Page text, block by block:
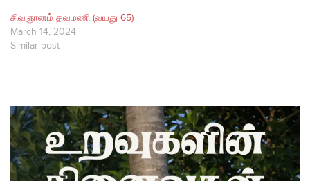
சிவஞானம் தவமணி (வயது 65)​
March 14, 2024
Similar post